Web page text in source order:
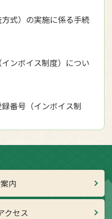
式）の実施に係る手続
ンボイス制度）につい
番号（インボイス制
内
クセス